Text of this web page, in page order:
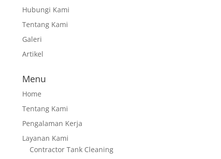
Hubungi Kami
Tentang Kami
Galeri
Artikel
Menu
Home
Tentang Kami
Pengalaman Kerja
Layanan Kami
Contractor Tank Cleaning